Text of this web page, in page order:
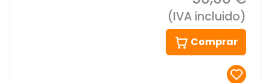
(IVA incluido)
Comprar